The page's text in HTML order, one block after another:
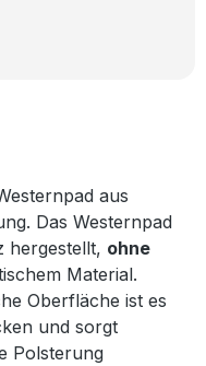
aus
Das Westernpad
hergestellt, ohne
Material.
Oberfläche ist es
und sorgt
Polsterung